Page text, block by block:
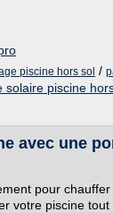
piscine hors sol /
solaire piscine
avec une
pour
votre piscine